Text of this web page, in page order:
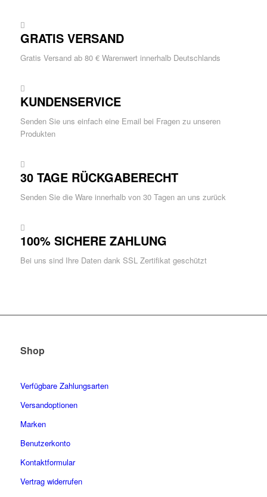
GRATIS VERSAND
Gratis Versand ab 80 € Warenwert innerhalb Deutschlands
KUNDENSERVICE
Senden Sie uns einfach eine Email bei Fragen zu unseren
Produkten
30 TAGE RÜCKGABERECHT
Senden Sie die Ware innerhalb von 30 Tagen an uns zurück
100% SICHERE ZAHLUNG
Bei uns sind Ihre Daten dank SSL Zertifikat geschützt
Shop
Verfügbare Zahlungsarten
Versandoptionen
Marken
Benutzerkonto
Kontaktformular
Vertrag widerrufen